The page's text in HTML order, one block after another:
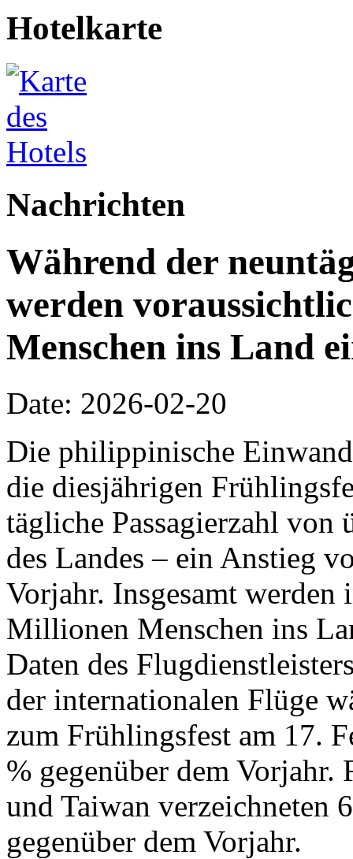
Hotelkarte
Nachrichten
Während der
werden
Menschen ins Land
Date: 2026-02-20
Die philippinische
die diesjährigen
tägliche Passagierzahl
des Landes – ein Anstieg
Vorjahr. Insgesamt werden
Millionen Menschen ins
Daten des
der internationalen Flüge
zum Frühlingsfest am 17.
% gegenüber dem
und Taiwan verzeichneten
gegenüber dem Vorjahr.